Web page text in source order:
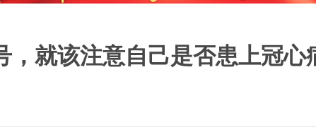
，就该注意自己是否患上冠心